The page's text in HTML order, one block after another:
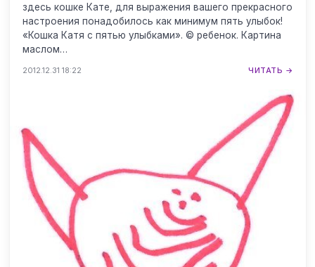
здесь кошке Кате, для выражения вашего прекрасного
настроения понадобилось как минимум пять улыбок!
«Кошка Катя с пятью улыбками». © ребенок. Картина
маслом…
2012.12.31 18:22 ЧИТАТЬ →